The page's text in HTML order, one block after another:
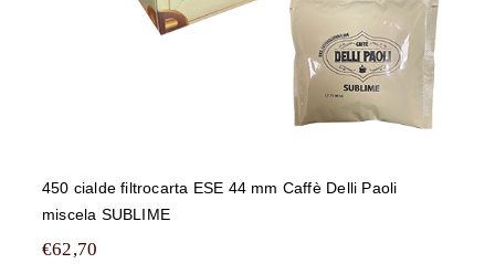
450 cialde filtrocarta ESE 44 mm Caffè Delli Paoli
miscela SUBLIME
€62,70